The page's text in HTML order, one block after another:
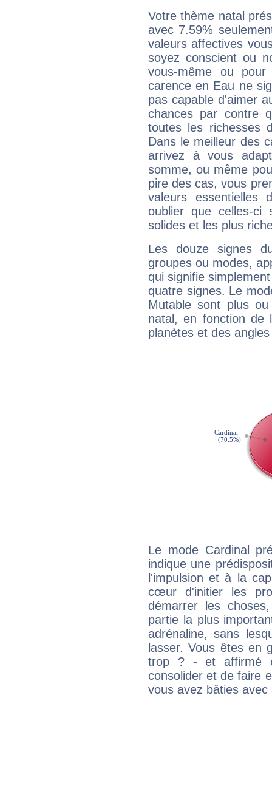
Votre thème natal
avec 7.59%
valeurs affectives
soyez conscient ou
vous-même ou
carence en Eau ne
pas capable d'aimer
chances par contre
toutes les richesses
Dans le meilleur des
arrivez à vous
somme, ou même
pire des cas, vous
valeurs
oublier que celles-
solides et les plus
Les douze signes
groupes ou modes,
qui signifie
quatre signes. Le
Mutable sont plus
natal, en fonction de
planètes et des
Le mode Cardinal
indique une
l'impulsion et à la
cœur d'initier les
démarrer les
partie la plus
adrénaline, sans
lasser. Vous êtes en
trop ? - et affirmé
consolider et de faire
vous avez bâties avec